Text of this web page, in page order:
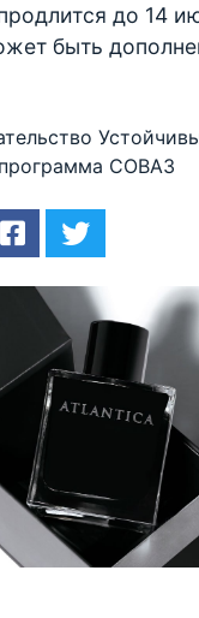
до 14
быть
СОВАЗ